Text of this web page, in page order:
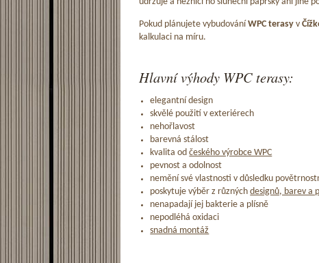
udržuje a nezničí ho sluneční paprsky ani jiné
Pokud plánujete vybudování WPC terasy v
kalkulaci na míru.
Hlavní výhody WPC terasy:
elegantní design
skvělé použití v exteriérech
nehořlavost
barevná stálost
kvalita odčeského výrobce WPC
pevnost a odolnost
nemění své vlastnosti v důsledku
poskytuje výběr z různýchdesignů, barev a
nenapadají jej bakterie a plísně
nepodléhá oxidaci
snadná montáž